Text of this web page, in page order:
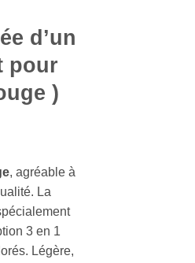
d’un
pour
)
, agréable à
La
3 en 1
Légère,